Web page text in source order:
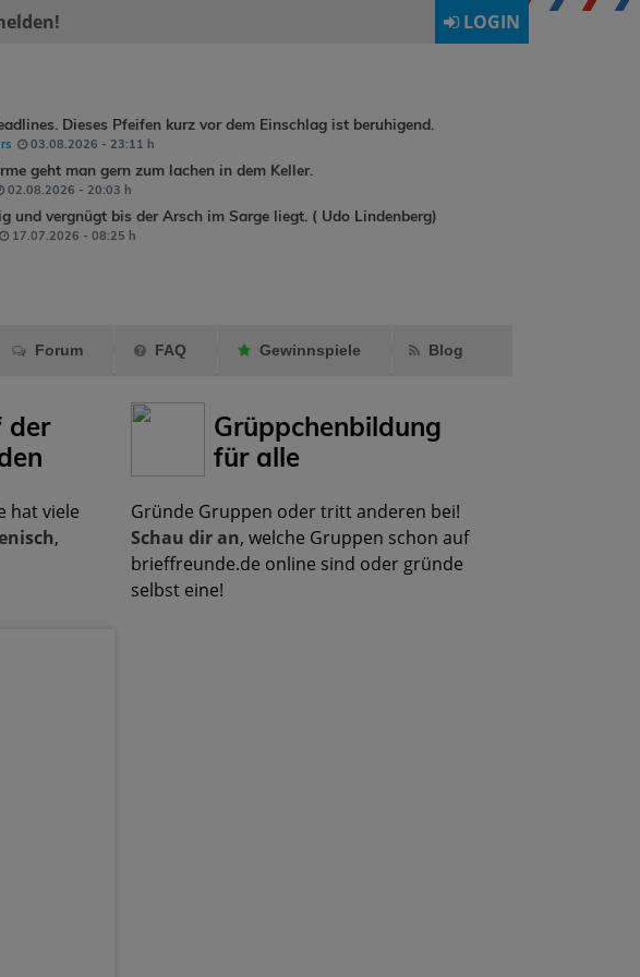
LOGIN
HelloKitty1111
Dieses Pfeifen kurz vor dem Einschlag ist beruhigend.
03.08.2026 - 23:11 h
geht man gern zum lachen in dem Keller.
02.08.2026 - 20:03 h
und vergnügt bis der Arsch im Sarge liegt. ( Udo Lindenberg)
17.07.2026 - 08:25 h
Forum FAQ Gewinnspiele Blog
der
hat viele
,
Grüppchenbildung
für alle
Gründe Gruppen oder tritt anderen bei!
Schau dir an, welche Gruppen schon auf
brieffreunde.de online sind oder gründe
selbst eine!